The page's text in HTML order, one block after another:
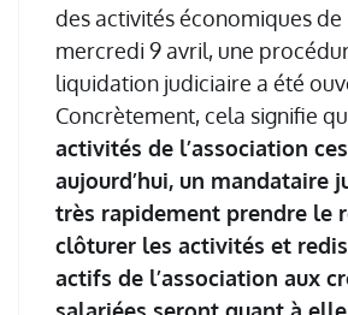
des activités économiques de
mercredi 9 avril, une
liquidation judiciaire a été
Concrètement, cela signifie
activités de l’association
aujourd’hui, un mandataire
très rapidement prendre le
clôturer les activités et
actifs de l’association aux